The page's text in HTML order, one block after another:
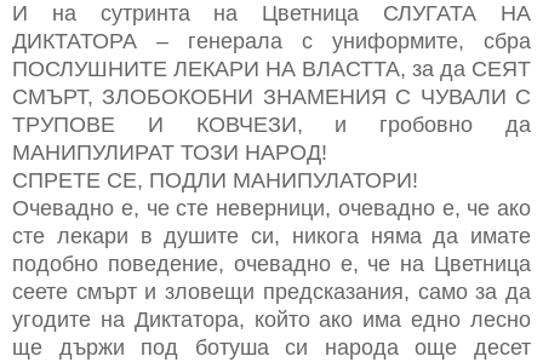
И на сутринта на Цветница СЛУГАТА НА
ДИКТАТОРА – генерала с униформите, сбра
ПОСЛУШНИТЕ ЛЕКАРИ НА ВЛАСТТА, за да СЕЯТ
СМЪРТ, ЗЛОБОКОБНИ ЗНАМЕНИЯ С ЧУВАЛИ С
ТРУПОВЕ И КОВЧЕЗИ, и гробовно да
МАНИПУЛИРАТ ТОЗИ НАРОД!
СПРЕТЕ СЕ, ПОДЛИ МАНИПУЛАТОРИ!
Очевадно е, че сте неверници, очевадно е, че ако
сте лекари в душите си, никога няма да имате
подобно поведение, очевадно е, че на Цветница
сеете смърт и зловещи прeдсказания, само за да
угодите на Диктатора, който ако има едно лесно
ще държи под ботуша си народа още десет